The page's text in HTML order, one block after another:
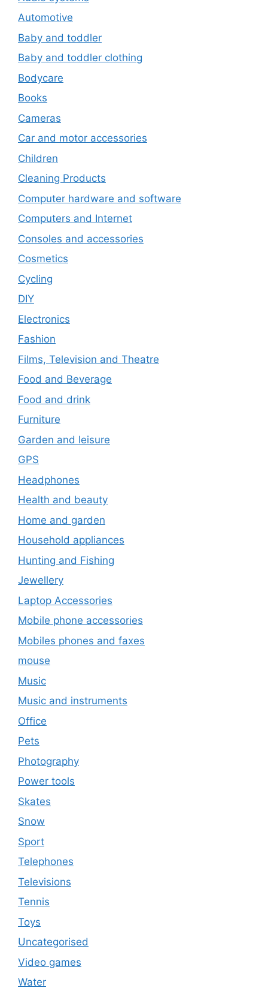
Automotive
Baby and toddler
Baby and toddler clothing
Bodycare
Books
Cameras
Car and motor accessories
Children
Cleaning Products
Computer hardware and software
Computers and Internet
Consoles and accessories
Cosmetics
Cycling
DIY
Electronics
Fashion
Films, Television and Theatre
Food and Beverage
Food and drink
Furniture
Garden and leisure
GPS
Headphones
Health and beauty
Home and garden
Household appliances
Hunting and Fishing
Jewellery
Laptop Accessories
Mobile phone accessories
Mobiles phones and faxes
mouse
Music
Music and instruments
Office
Pets
Photography
Power tools
Skates
Snow
Sport
Telephones
Televisions
Tennis
Toys
Uncategorised
Video games
Water